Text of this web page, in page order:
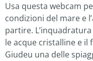
Usa questa webcam
condizioni del mare e
partire.
le acque cristalline e il
Giudeu una delle